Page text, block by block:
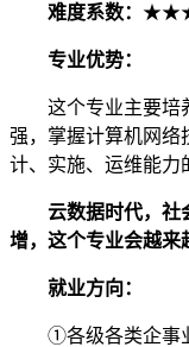
难度系数：
专业优势：
这个专业主要培
强，掌握计算机网络
计、实施、运维能力
云数据时代，社
增，这个专业会越来
就业方向：
①各级各类企事